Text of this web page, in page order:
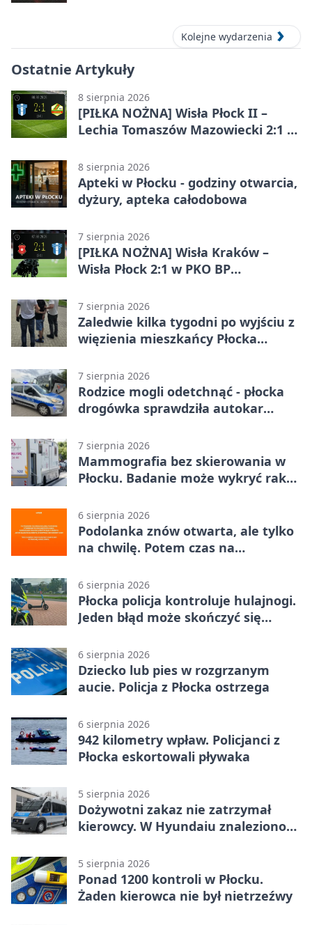
Kolejne wydarzenia
Ostatnie Artykuły
8 sierpnia 2026
[PIŁKA NOŻNA] Wisła Płock II –
Lechia Tomaszów Mazowiecki 2:1 w
8 sierpnia 2026
Apteki w Płocku - godziny otwarcia,
dyżury, apteka całodobowa
7 sierpnia 2026
[PIŁKA NOŻNA] Wisła Kraków –
Wisła Płock 2:1 w PKO BP
rozstrzygnęli mecz przed przerwą
7 sierpnia 2026
Zaledwie kilka tygodni po wyjściu z
więzienia mieszkańcy Płocka
7 sierpnia 2026
Rodzice mogli odetchnąć - płocka
drogówka sprawdziła autokar
7 sierpnia 2026
Mammografia bez skierowania w
Płocku. Badanie może wykryć raka,
6 sierpnia 2026
Podolanka znów otwarta, ale tylko
na chwilę. Potem czas na
6 sierpnia 2026
Płocka policja kontroluje hulajnogi.
Jeden błąd może skończyć się
6 sierpnia 2026
Dziecko lub pies w rozgrzanym
aucie. Policja z Płocka ostrzega
6 sierpnia 2026
942 kilometry wpław. Policjanci z
Płocka eskortowali pływaka
5 sierpnia 2026
Dożywotni zakaz nie zatrzymał
kierowcy. W Hyundaiu znaleziono
5 sierpnia 2026
Ponad 1200 kontroli w Płocku.
Żaden kierowca nie był nietrzeźwy